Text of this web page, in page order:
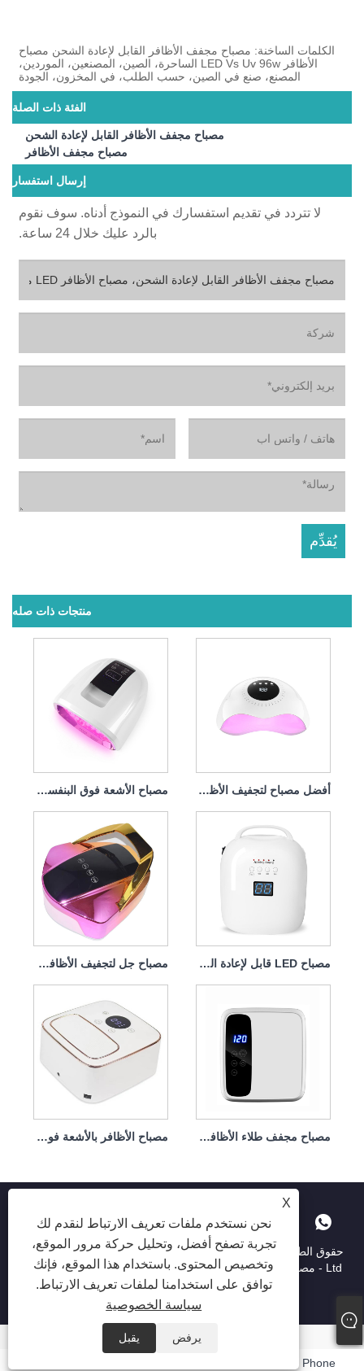
الكلمات الساخنة: مصباح مجفف الأظافر القابل لإعادة الشحن مصباح
الأظافر LED Vs Uv 96w الساحرة، الصين، المصنعين، الموردين،
المصنع، صنع في الصين، حسب الطلب، في المخزون، الجودة
الفئة ذات الصلة
مصباح مجفف الأظافر القابل لإعادة الشحن
مصباح مجفف الأظافر
إرسال استفسار
لا تتردد في تقديم استفسارك في النموذج أدناه. سوف نقوم
بالرد عليك خلال 24 ساعة.
منتجات ذات صله
مصباح الأشعة فوق البنفسجية لمجفف الأظافر القابل لإعادة الشحن بقوة 90 وات أفضل مصباح لتجفيف الأظافر قابل لإعادة الشحن بقوة 120 وات
X
نحن نستخدم ملفات تعريف الارتباط لنقدم لك
تجربة تصفح أفضل، وتحليل حركة مرور الموقع،
وتخصيص المحتوى. باستخدام هذا الموقع، فإنك
توافق على استخدامنا لملفات تعريف الارتباط.
سياسة الخصوصية
يرفض يقبل
حقوق الطبع والنشر © 2025 Shenzhen Ruina Optoelectronic Co. ،
Ltd - مصباح الأظافر ، حفر الأظافر ، جامع غبار الأظافر - جميع الحقوق
محفوظة.
Phone